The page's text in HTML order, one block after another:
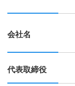
会社名
代表取締役